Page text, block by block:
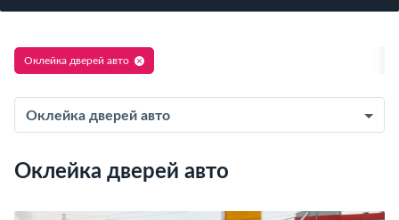
Оклейка дверей авто
Оклейка дверей авто
Оклейка дверей авто